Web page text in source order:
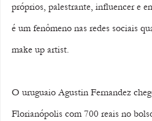
próprios, palestrante, influencer e
é um fenômeno nas redes sociais
make up artist.
O uruguaio Agustin Fernandez
Florianópolis com 700 reais no